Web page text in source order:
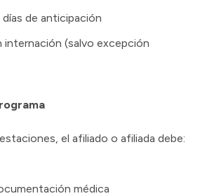
de anticipación
internación (salvo excepción
el afiliado o afiliada debe:
médica